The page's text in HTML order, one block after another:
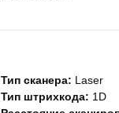
Тип сканера: Laser
Тип штрихкода: 1D